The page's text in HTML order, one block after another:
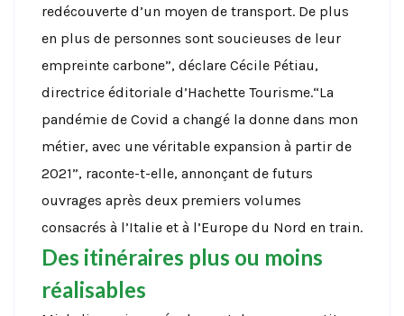
redécouverte d’un moyen de transport. De plus
en plus de personnes sont soucieuses de leur
empreinte carbone”, déclare Cécile Pétiau,
directrice éditoriale d’Hachette Tourisme.“La
pandémie de Covid a changé la donne dans mon
métier, avec une véritable expansion à partir de
2021”, raconte-t-elle, annonçant de futurs
ouvrages après deux premiers volumes
consacrés à l’Italie et à l’Europe du Nord en train.
Des itinéraires plus ou moins
réalisables